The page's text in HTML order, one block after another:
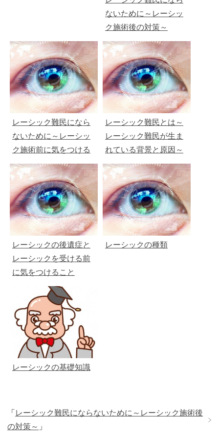
ないために～レーシッ
ク施術後の対策～
レーシック難民になら
ないために～レーシッ
ク施術前に気をつける
こと～
レーシック難民とは～
レーシック難民が生ま
れている背景と原因～
レーシックの後遺症と
レーシックを受ける前
に気をつけること
レーシックの種類
レーシックの基礎知識
「 レーシック難民にならないために～レーシック施術後
の対策～ 」